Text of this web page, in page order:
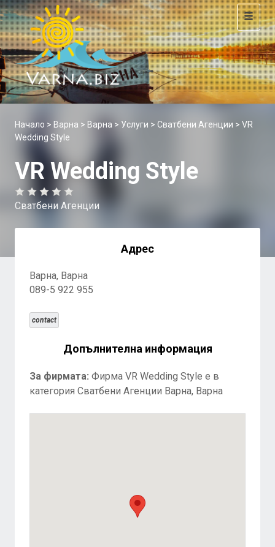
Toggle
Начало > Варна > Варна > Услуги > Сватбени Агенции > VR
Wedding Style
VR Wedding Style
Сватбени Агенции
Адрес
Варна, Варна
089-5 922 955
contact
Допълнителна информация
За фирмата: Фирма VR Wedding Style е в
категория Сватбени Агенции Варна, Варна